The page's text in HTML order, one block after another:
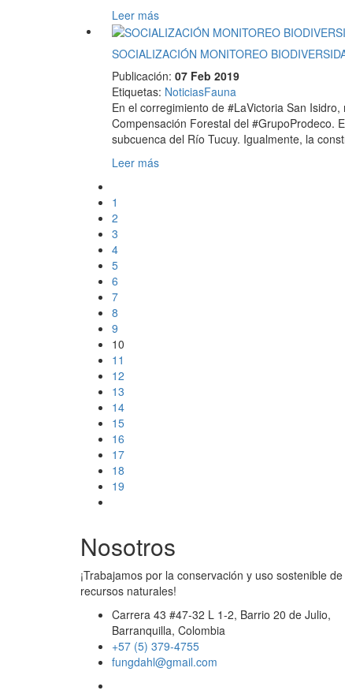
Leer más
SOCIALIZACIÓN MONITOREO
Publicación: 07 Feb 2019
Etiquetas: NoticiasFauna
En el corregimiento de #LaVictoria San
Compensación Forestal del #GrupoProdeco.
subcuenca del Río Tucuy. Igualmente, la
Leer más
1
2
3
4
5
6
7
8
9
10
11
12
13
14
15
16
17
18
19
Nosotros
¡Trabajamos por la conservación y uso sostenible
recursos naturales!
Carrera 43 #47-32 L 1-2, Barrio 20 de Julio,
Barranquilla, Colombia
+57 (5) 379-4755
fungdahl@gmail.com